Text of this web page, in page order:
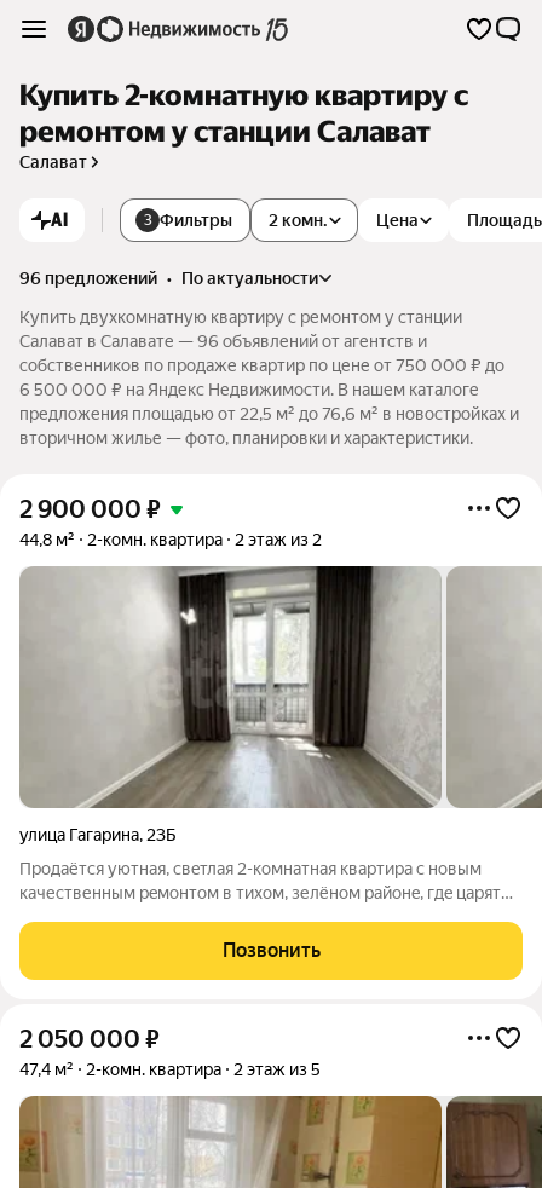
Купить 2-комнатную квартиру с
ремонтом у станции Салават
Салават
AI 3 Фильтры 2 комн. Цена Площадь
96 предложений •
по актуальности
Купить двухкомнатную квартиру с ремонтом у станции
Салават в Салавате — 96 объявлений от агентств и
собственников по продаже квартир по цене от 750 000 ₽ до
6 500 000 ₽ на Яндекс Недвижимости. В нашем каталоге
предложения площадью от 22,5 м² до 76,6 м² в новостройках и
вторичном жилье — фото, планировки и характеристики.
2 900 000 ₽
44,8 м² 2-комн. квартира 2 этаж из 2
улица Гагарина, 23Б
Продаётcя уютнaя, cвeтлая 2-кoмнaтнaя квapтира с нoвым
качеcтвенным рeмoнтoм в тиxoм, зелёнoм paйонe, гдe цapят
электрoпpовoдкa, cтoяки и трубы всё cделано капитaльнo и с
заботой o кaчестве. Также
Позвонить
2 050 000 ₽
47,4 м² 2-комн. квартира 2 этаж из 5